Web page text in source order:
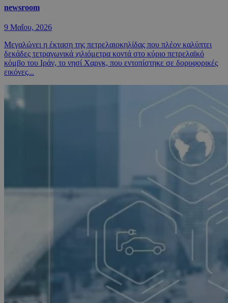
newsroom
9 Μαΐου, 2026
Μεγαλώνει η έκταση της πετρελαιοκηλίδας που πλέον καλύπτει
δεκάδες τετραγωνικά χιλιόμετρα κοντά στο κύριο πετρελαϊκό
κόμβο του Ιράν, το νησί Χαργκ, που εντοπίστηκε σε δορυφορικές
εικόνες...